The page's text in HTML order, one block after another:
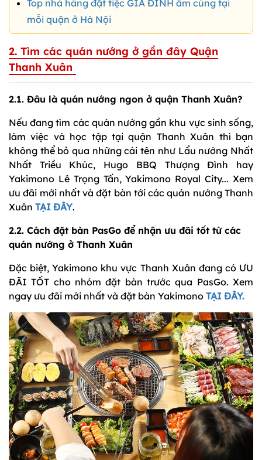
Top nhà hàng đặt tiệc GIA ĐÌNH ấm cúng tại
mỗi quận ở Hà Nội
2. Tìm các quán nướng ở gần đây Quận
Thanh Xuân
2.1. Đâu là quán nướng ngon ở quận Thanh Xuân?
Nếu đang tìm các quán nướng gần khu vực sinh sống,
làm việc và học tập tại quận Thanh Xuân thì bạn
không thể bỏ qua những cái tên như Lẩu nướng Nhất
Nhất Triều Khúc, Hugo BBQ Thượng Đình hay
Yakimono Lê Trọng Tấn, Yakimono Royal City... Xem
ưu đãi mới nhất và đặt bàn tới các quán nướng Thanh
Xuân TẠI ĐÂY.
2.2. Cách đặt bàn PasGo để nhận ưu đãi tốt từ các
quán nướng ở Thanh Xuân
Đặc biệt, Yakimono khu vực Thanh Xuân đang có ƯU
ĐÃI TỐT cho nhóm đặt bàn trước qua PasGo. Xem
ngay ưu đãi mới nhất và đặt bàn Yakimono TẠI ĐÂY.